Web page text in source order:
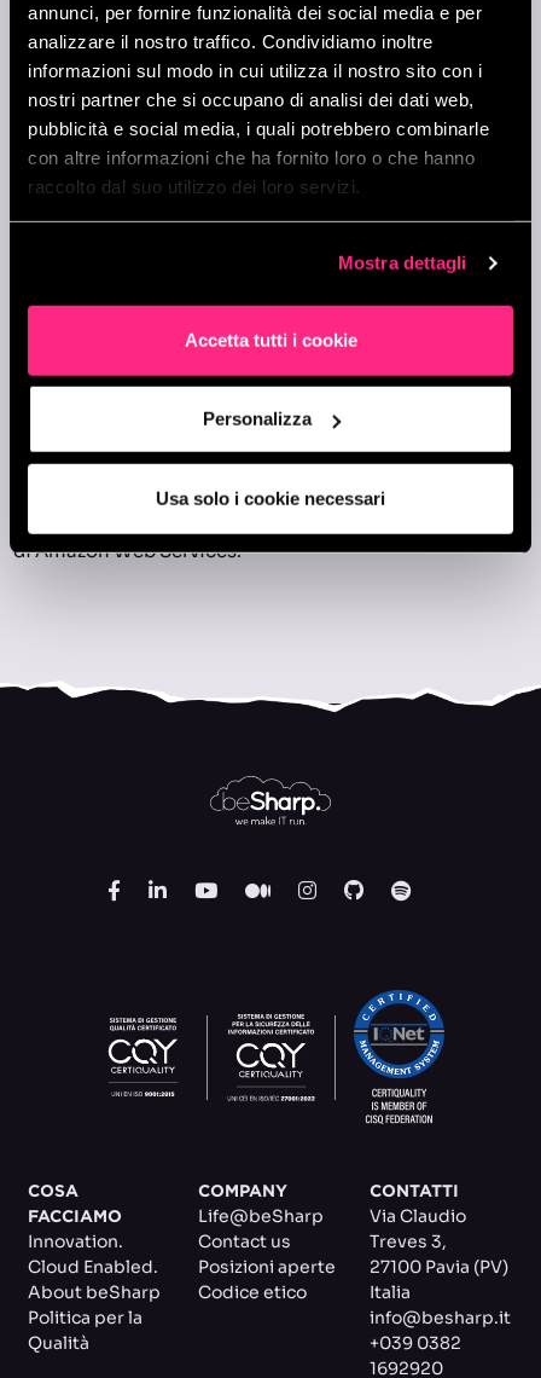
annunci, per fornire funzionalità dei social media e per
analizzare il nostro traffico. Condividiamo inoltre
informazioni sul modo in cui utilizza il nostro sito con i
nostri partner che si occupano di analisi dei dati web,
pubblicità e social media, i quali potrebbero combinarle
con altre informazioni che ha fornito loro o che hanno
raccolto dal suo utilizzo dei loro servizi.
Mostra dettagli
Accetta tutti i cookie
Personalizza
Usa solo i cookie necessari
Nel corso degli ultimi 12 mesi beSharp ha giocato un
ruolo fondamentale nel supportare i propri clienti
nell’implementazione di soluzioni DevOps, anche
complesse, all’interno dei loro flussi di lavoro.
L’ottenimento dellaAWS DevOps Competency, la
pipeline consistente di progetti DevOps
beSharp di essere selezionata comeAPN DevOps
“beSharp è un team giovane e super-competente spinto
da un’innata passione per la tecnologia. Il supporto che
ci offrono non è come semplici fornitori ma come un
partner che crede nei nostri progetti quanto noi.”
Dario Brignone – CTO Satispay
Congratulazioni a tutto il nostro team di Cloud Expert
che, ogni giorno, aiuta le aziende clienti a sfruttare
di Amazon Web Services.
COSA
FACCIAMO
Innovation.
Cloud Enabled.
About beSharp
Politica per la
Qualità
COMPANY
Life@beSharp
Contact us
Posizioni aperte
Codice etico
CONTATTI
Via Claudio
Treves 3,
27100 Pavia (PV)
Italia
info@besharp.it
+039 0382
1692920